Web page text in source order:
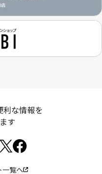
利な情報を
す
一覧へ